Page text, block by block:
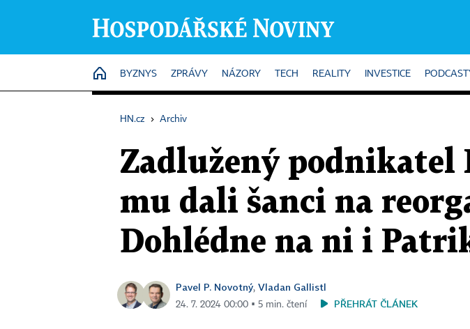
HOME
BYZNYS ZPRÁVY NÁZORY TECH REALITY INVESTICE
HN.cz › Archiv
Zadlužený podnikatel
mu dali šanci na
Dohlédne na ni i
Pavel P. Novotný, Vladan Gallistl
24. 7. 2024 00:00 ▪ 5 min. čtení PŘEHRÁT ČLÁNEK